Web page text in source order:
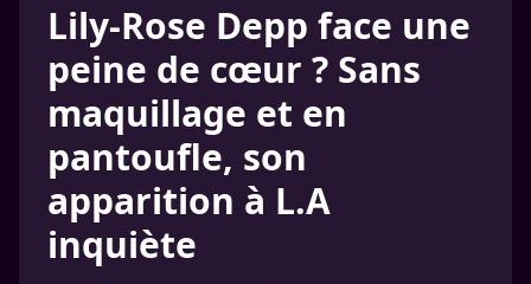
Lily-Rose Depp face une
peine de cœur ? Sans
maquillage et en
pantoufle, son
apparition à L.A
inquiète